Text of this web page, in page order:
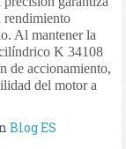
rendimiento
Al mantener la
K 34108
de accionamiento,
del motor a
Blog ES